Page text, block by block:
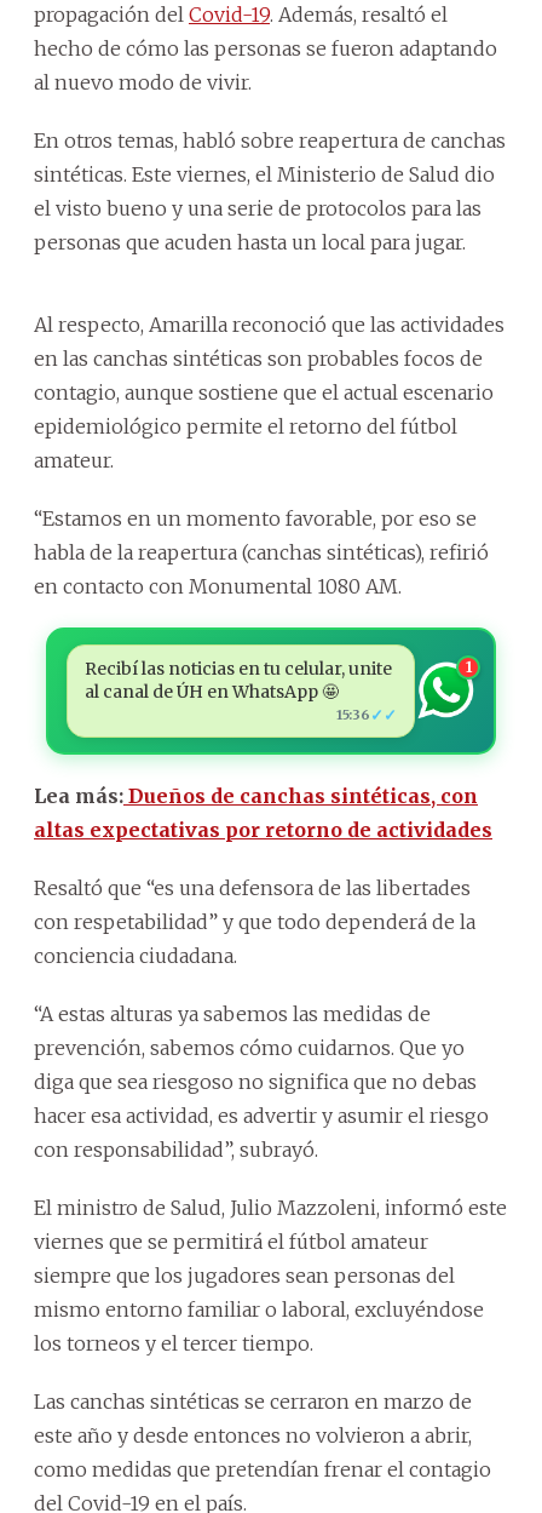
propagación del Covid-19. Además, resaltó el
hecho de cómo las personas se fueron adaptando
al nuevo modo de vivir.
En otros temas, habló sobre reapertura de canchas
sintéticas. Este viernes, el Ministerio de Salud dio
el visto bueno y una serie de protocolos para las
personas que acuden hasta un local para jugar.
Al respecto, Amarilla reconoció que las actividades
en las canchas sintéticas son probables focos de
contagio, aunque sostiene que el actual escenario
epidemiológico permite el retorno del fútbol
amateur.
“Estamos en un momento favorable, por eso se
habla de la reapertura (canchas sintéticas), refirió
en contacto con Monumental 1080 AM.
Recibí las noticias en tu celular, unite
al canal de ÚH en WhatsApp 🤩
15:36 ✓✓
1
Lea más: Dueños de canchas sintéticas, con
altas expectativas por retorno de actividades
Resaltó que “es una defensora de las libertades
con respetabilidad” y que todo dependerá de la
conciencia ciudadana.
“A estas alturas ya sabemos las medidas de
prevención, sabemos cómo cuidarnos. Que yo
diga que sea riesgoso no significa que no debas
hacer esa actividad, es advertir y asumir el riesgo
con responsabilidad”, subrayó.
El ministro de Salud, Julio Mazzoleni, informó este
viernes que se permitirá el fútbol amateur
siempre que los jugadores sean personas del
mismo entorno familiar o laboral, excluyéndose
los torneos y el tercer tiempo.
Las canchas sintéticas se cerraron en marzo de
este año y desde entonces no volvieron a abrir,
como medidas que pretendían frenar el contagio
del Covid-19 en el país.